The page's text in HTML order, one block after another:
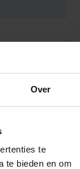
Over
te
te bieden en om